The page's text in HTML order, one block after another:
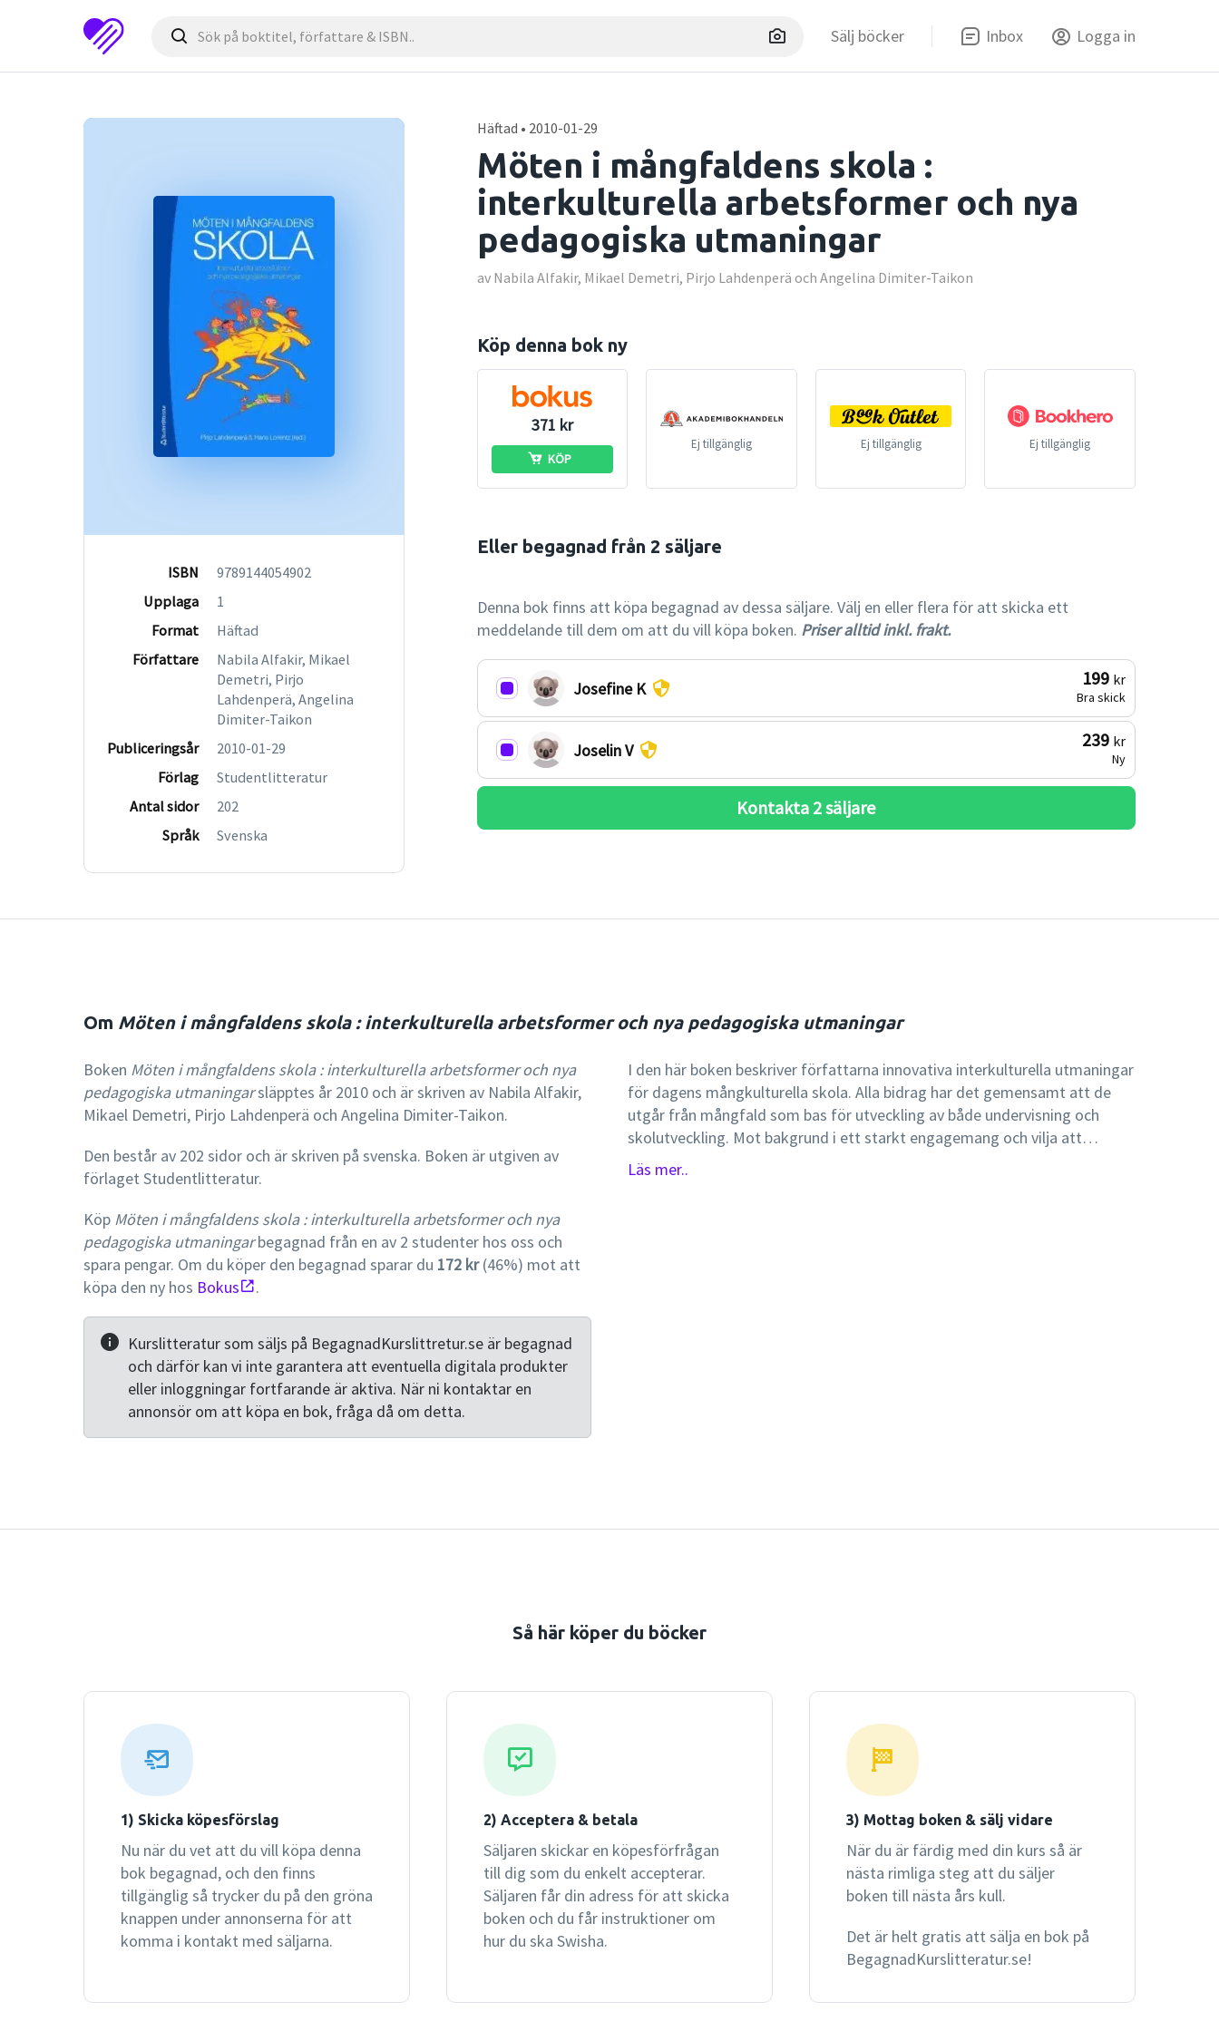
Sälj böcker Inbox Logga in
ISBN
9789144054902
Upplaga
1
Format
Häftad
Författare
Nabila Alfakir, Mikael
Demetri, Pirjo
Lahdenperä, Angelina
Dimiter-Taikon
Publiceringsår
2010-01-29
Förlag
Studentlitteratur
Antal sidor
202
Språk
Svenska
Häftad • 2010-01-29
Möten i mångfaldens skola :
interkulturella arbetsformer och nya
pedagogiska utmaningar
av Nabila Alfakir, Mikael Demetri, Pirjo Lahdenperä och Angelina Dimiter-Taikon
Köp denna bok ny
371 kr
KÖP
Ej tillgänglig Ej tillgänglig Ej tillgänglig
Eller begagnad från 2 säljare
Denna bok finns att köpa begagnad av dessa säljare. Välj en eller flera för att skicka ett
meddelande till dem om att du vill köpa boken. Priser alltid inkl. frakt.
Josefine K 199 kr
Bra skick
Joselin V 239 kr
Ny
Kontakta 2 säljare
Om Möten i mångfaldens skola : interkulturella arbetsformer och nya pedagogiska utmaningar
Boken Möten i mångfaldens skola : interkulturella arbetsformer och nya
pedagogiska utmaningarsläpptes år 2010 och är skriven av Nabila Alfakir,
Mikael Demetri, Pirjo Lahdenperä och Angelina Dimiter-Taikon.
Den består av 202 sidor och är skriven på svenska. Boken är utgiven av
förlaget Studentlitteratur.
Köp Möten i mångfaldens skola : interkulturella arbetsformer och nya
pedagogiska utmaningarbegagnad från en av 2 studenter hos oss och
spara pengar. Om du köper den begagnad sparar du 172 kr(46%) mot att
köpa den ny hos Bokus .
Kurslitteratur som säljs på BegagnadKurslittretur.se är begagnad
och därför kan vi inte garantera att eventuella digitala produkter
eller inloggningar fortfarande är aktiva. När ni kontaktar en
annonsör om att köpa en bok, fråga då om detta.
I den här boken beskriver författarna innovativa interkulturella utmaningar
för dagens mångkulturella skola. Alla bidrag har det gemensamt att de
utgår från mångfald som bas för utveckling av både undervisning och
skolutveckling. Mot bakgrund i ett starkt engagemang och vilja att
förbättra, utveckla och stärka dagens mångkulturella skola skriver
Läs mer..
Så här köper du böcker
1) Skicka köpesförslag
Nu när du vet att du vill köpa denna
bok begagnad, och den finns
tillgänglig så trycker du på den gröna
knappen under annonserna för att
komma i kontakt med säljarna.
2) Acceptera & betala
Säljaren skickar en köpesförfrågan
till dig som du enkelt accepterar.
Säljaren får din adress för att skicka
boken och du får instruktioner om
hur du ska Swisha.
3) Mottag boken & sälj vidare
När du är färdig med din kurs så är
nästa rimliga steg att du säljer
boken till nästa års kull.
Det är helt gratis att sälja en bok på
BegagnadKurslitteratur.se!